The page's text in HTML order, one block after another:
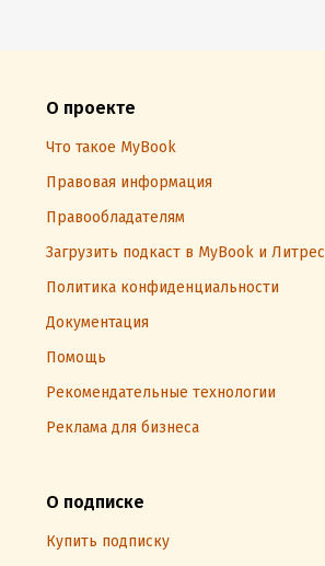
О проекте
Что такое MyBook
Правовая информация
Правообладателям
Загрузить подкаст в MyBook и Литрес
Политика конфиденциальности
Документация
Помощь
Рекомендательные технологии
Реклама для бизнеса
О подписке
Купить подписку